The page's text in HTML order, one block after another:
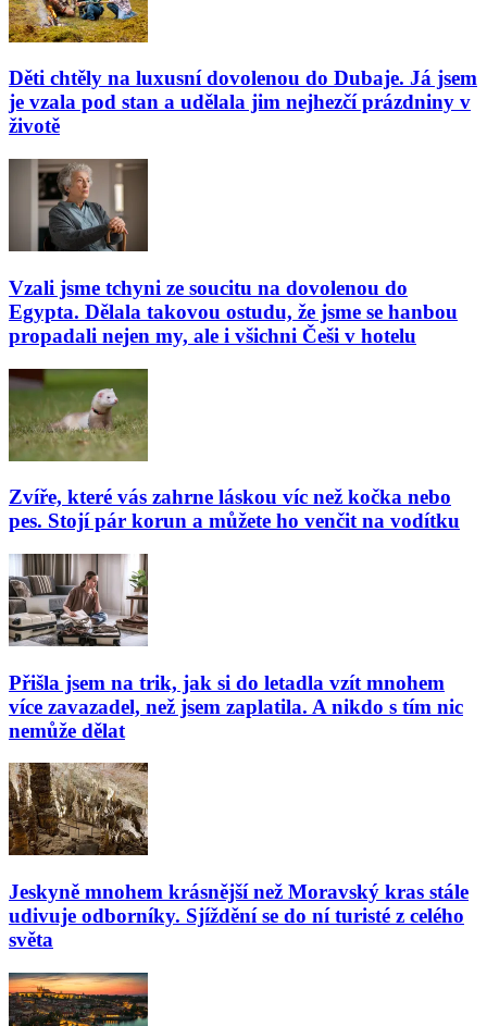
Děti chtěly na luxusní dovolenou do Dubaje. Já jsem
je vzala pod stan a udělala jim nejhezčí prázdniny v
životě
Vzali jsme tchyni ze soucitu na dovolenou do
Egypta. Dělala takovou ostudu, že jsme se hanbou
propadali nejen my, ale i všichni Češi v hotelu
Zvíře, které vás zahrne láskou víc než kočka nebo
pes. Stojí pár korun a můžete ho venčit na vodítku
Přišla jsem na trik, jak si do letadla vzít mnohem
více zavazadel, než jsem zaplatila. A nikdo s tím nic
nemůže dělat
Jeskyně mnohem krásnější než Moravský kras stále
udivuje odborníky. Sjíždění se do ní turisté z celého
světa